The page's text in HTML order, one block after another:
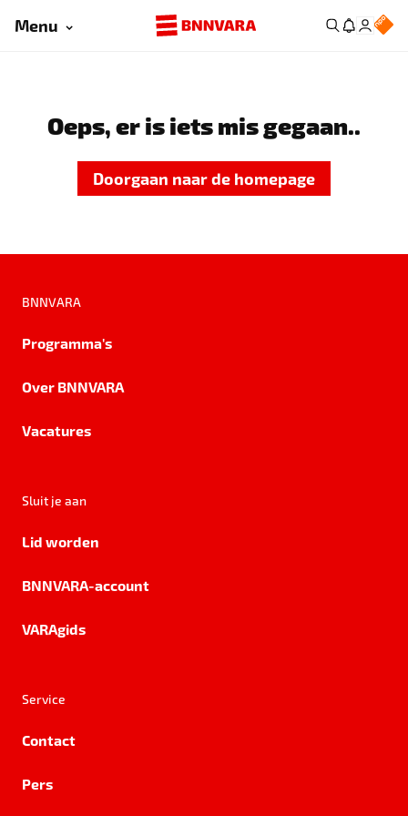
Menu
Oeps, er is iets mis gegaan..
Doorgaan naar de homepage
BNNVARA
Programma's
Over BNNVARA
Vacatures
Sluit je aan
Lid worden
BNNVARA-account
VARAgids
Service
Contact
Pers